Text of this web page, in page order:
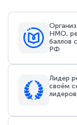
НМО,
баллов
РФ
Лидер
своём